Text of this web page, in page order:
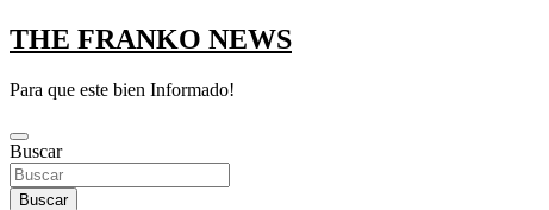
THE FRANKO NEWS
Para que este bien Informado!
Buscar
Buscar